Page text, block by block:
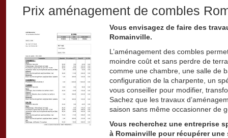
Prix aménagement de combles
Vous envisagez de faire des
Romainville.
L’aménagement des combles
moindre coût et sans perdre de
comme une chambre, une salle de
configuration de la charpente, un
vous conseiller pour modifier,
Sachez que les travaux
saison sans même occasionner de
Vous recherchez une entreprise
à Romainville pour récupérer